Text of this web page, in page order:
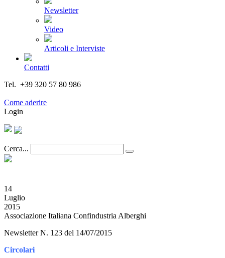
Newsletter
Video
Articoli e Interviste
Contatti
Tel. +39 320 57 80 986
Come aderire
Login
Cerca...
14
Luglio
2015
Associazione Italiana Confindustria Alberghi
Newsletter N. 123 del 14/07/2015
Circolari